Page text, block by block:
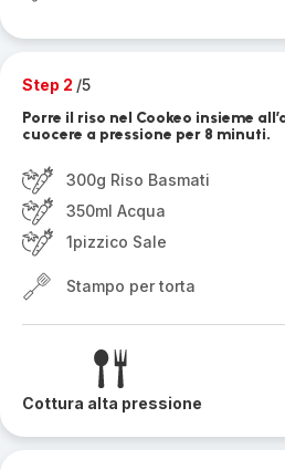
Step 2 /5
Porre il riso nel Cookeo insieme
cuocere a pressione per 8 minuti.
300g Riso Basmati
350ml Acqua
1pizzico Sale
Stampo per torta
Cottura alta pressione